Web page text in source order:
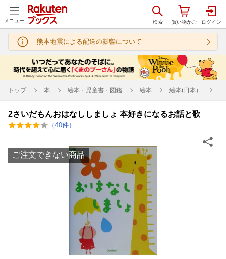
メニュー
熊本地震による配送の影響について
トップ 本 絵本・児童書・図鑑 絵本 絵本(日本）
2さいだもんおはなししましょ 本好きになるお話と歌
（40件）
ご注文できない商品